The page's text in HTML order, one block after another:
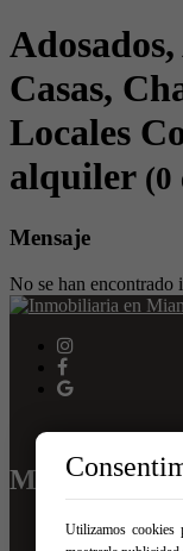
Casas,
Locales
alquiler (0
Mensaje
No se han encontrado
MENÚ
Inicio
Utilizamos cookies